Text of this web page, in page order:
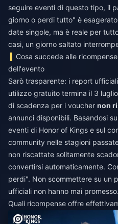
seguire eventi di questo tipo, il
giorno o perdi tutto" è
date singole, ma è reale per
casi, un giorno saltato
Cosa succede alle
dell'evento
Sarò trasparente: i report
utilizzo gratuito termina il 3
di scadenza per i voucher non
annunci disponibili. Basandosi
eventi di Honor of Kings e sul
community nelle stagioni
non riscattate solitamente
convertirsi automaticamente.
perdi". Non scommettere su un
ufficiali non hanno mai promesso.
Quali ricompense offre